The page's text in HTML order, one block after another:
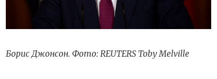
Борис Джонсон. Фото: REUTERS Toby Melville